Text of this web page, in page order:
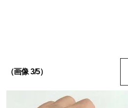
（画像 3/5）